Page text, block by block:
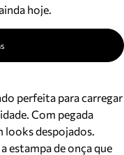
hoje.
perfeita para carregar
Com pegada
looks despojados.
estampa de onça que